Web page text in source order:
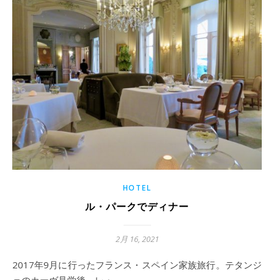
HOTEL
ル・パークでディナー
2月 16, 2021
2017年9月に行ったフランス・スペイン家族旅行。テタンジ